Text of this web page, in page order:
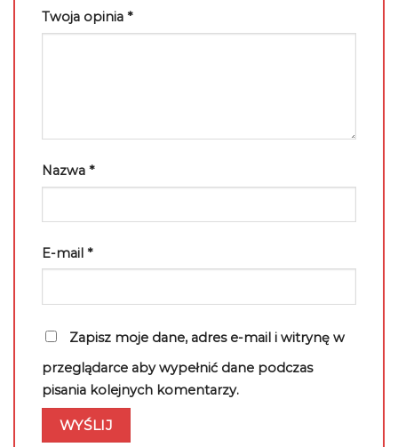
Twoja opinia *
Nazwa *
E-mail *
Zapisz moje dane, adres e-mail i witrynę w
przeglądarce aby wypełnić dane podczas
pisania kolejnych komentarzy.